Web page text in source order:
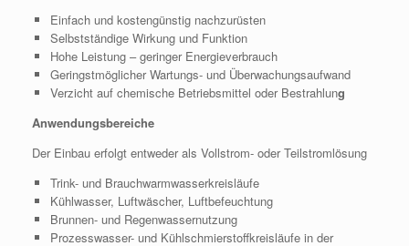
Einfach und kostengünstig nachzurüsten
Selbstständige Wirkung und Funktion
Hohe Leistung – geringer Energieverbrauch
Geringstmöglicher Wartungs- und Überwachungsaufwand
Verzicht auf chemische Betriebsmittel oder Bestrahlung
Anwendungsbereiche
Der Einbau erfolgt entweder als Vollstrom- oder Teilstromlösung
Trink- und Brauchwarmwasserkreisläufe
Kühlwasser, Luftwäscher, Luftbefeuchtung
Brunnen- und Regenwassernutzung
Prozesswasser- und Kühlschmierstoffkreisläufe in der